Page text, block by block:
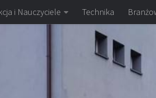
i Nauczyciele Technika